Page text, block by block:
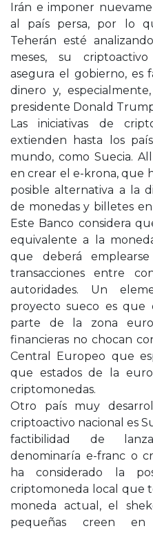
Irán e imponer
al país persa, por lo
Teherán esté
meses, su
asegura el gobierno, es
dinero y,
presidente Donald
Las iniciativas de
extienden hasta los
mundo, como Suecia.
en crear el e-krona, que
posible alternativa a la
de monedas y billetes
Este Banco considera
equivalente a la
que deberá
transacciones entre
autoridades. Un
proyecto sueco es que
parte de la zona
financieras no chocan
Central Europeo que
que estados de la
criptomonedas.
Otro país muy
criptoactivo nacional es
factibilidad de
denominaría e-franc o
ha considerado la
criptomoneda local que
moneda actual, el
pequeñas creen